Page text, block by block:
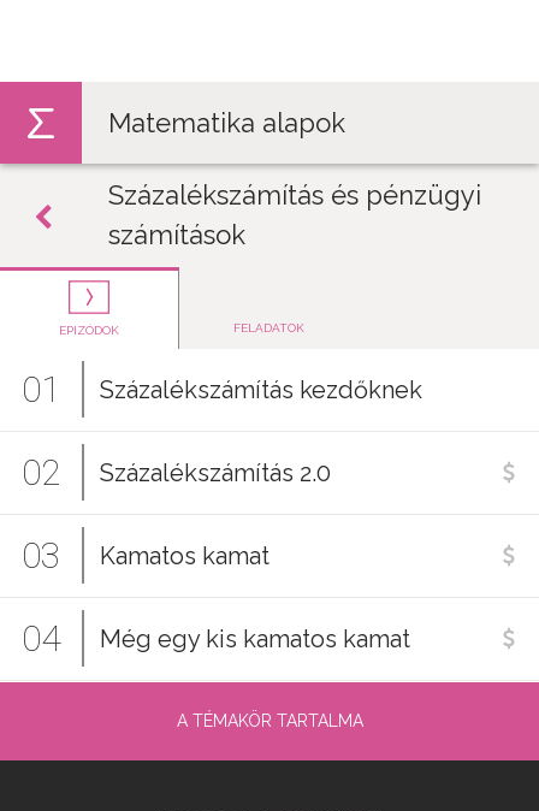
Matematika alapok
Százalékszámítás és pénzügyi
számítások
EPIZÓDOK FELADATOK
01 Százalékszámítás kezdőknek
02 Százalékszámítás 2.0
03 Kamatos kamat
04 Még egy kis kamatos kamat
A TÉMAKÖR TARTALMA